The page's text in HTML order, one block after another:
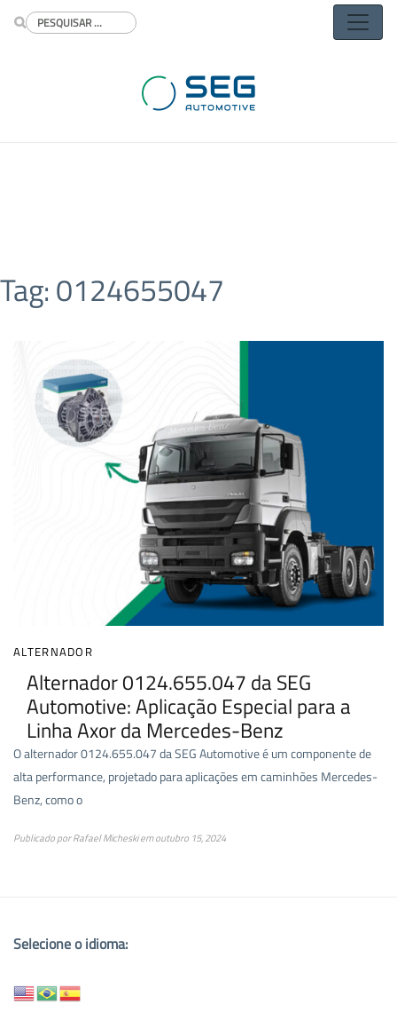
Tag:0124655047
ALTERNADOR
Alternador 0124.655.047 da SEG
Automotive: Aplicação Especial para a
Linha Axor da Mercedes-Benz
O alternador 0124.655.047 da SEG Automotive é um componente de
alta performance, projetado para aplicações em caminhões Mercedes-
Benz, como o
Publicado porRafael Micheskiemoutubro 15, 2024
Selecione o idioma: